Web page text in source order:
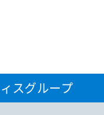
スグループ